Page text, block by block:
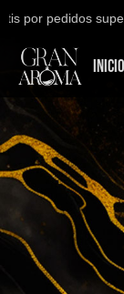
pedidos
Inicio